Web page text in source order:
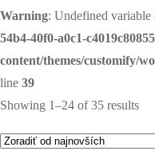
Warning: Undefined variable
54b4-40f0-a0c1-
content/themes/customify/
line 39
Showing 1–24 of 35 results